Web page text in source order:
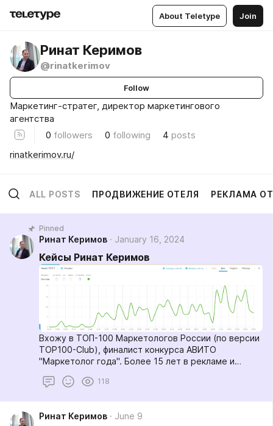
About Teletype Join
Ринат Керимов
@rinatkerimov
Follow
Маркетинг-стратег, директор маркетингового
агентства
0 followers 0 following 4 posts
rinatkerimov.ru/
ALL POSTS ПРОДВИЖЕНИЕ ОТЕЛЯ РЕКЛАМА
Pinned
Ринат Керимов January 16, 2024
Кейсы Ринат Керимов
Вхожу в ТОП-100 Маркетологов России (по версии
TOP100-Club), финалист конкурса АВИТО
"Маркетолог года". Более 15 лет в рекламе и
118
Ринат Керимов June 9